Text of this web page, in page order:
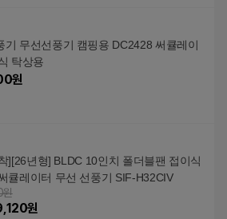
기 무선선풍기 캠핑용 DC2428 써큘레이
탁상용
원
][26년형] BLDC 10인치 폴더블팬 접이식
큘레이터 무선 선풍기 SIF-H32CIV
원